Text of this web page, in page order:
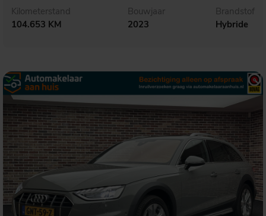
Kilometerstand
104.653 KM
Bouwjaar
2023
Brandstof
Hybride